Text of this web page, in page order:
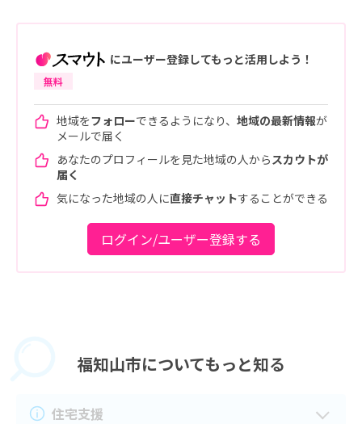
にユーザー登録してもっと活用しよう！
無料
地域をフォローできるようになり、 地域の最新情報が
メールで届く
あなたのプロフィールを見た地域の人からスカウトが
届く
気になった地域の人に直接チャットすることができる
ログイン/ユーザー登録する
福知山市についてもっと知る
住宅支援